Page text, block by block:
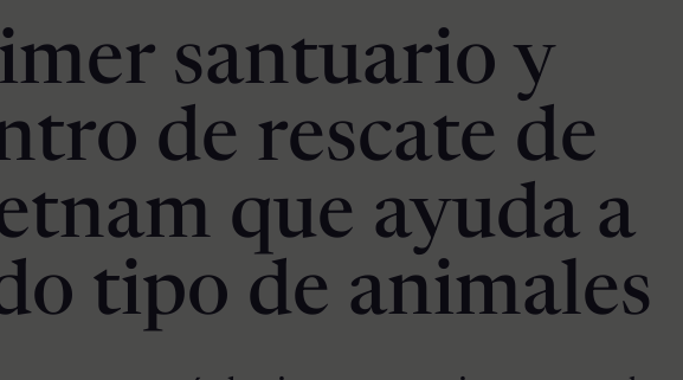
santuario y
de rescate de
que ayuda a
tipo de animales